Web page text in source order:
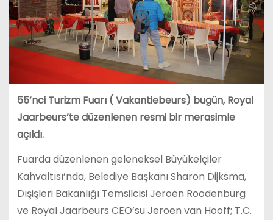
55’nci Turizm Fuarı (Vakantiebeurs) bugün, Royal
Jaarbeurs’te düzenlenen resmi bir merasimle
açıldı.
Fuarda düzenlenen geleneksel Büyükelçiler
Kahvaltısı’nda, Belediye Başkanı Sharon Dijksma,
Dışişleri Bakanlığı Temsilcisi Jeroen Roodenburg
ve Royal Jaarbeurs CEO’su Jeroen van Hooff; T.C.